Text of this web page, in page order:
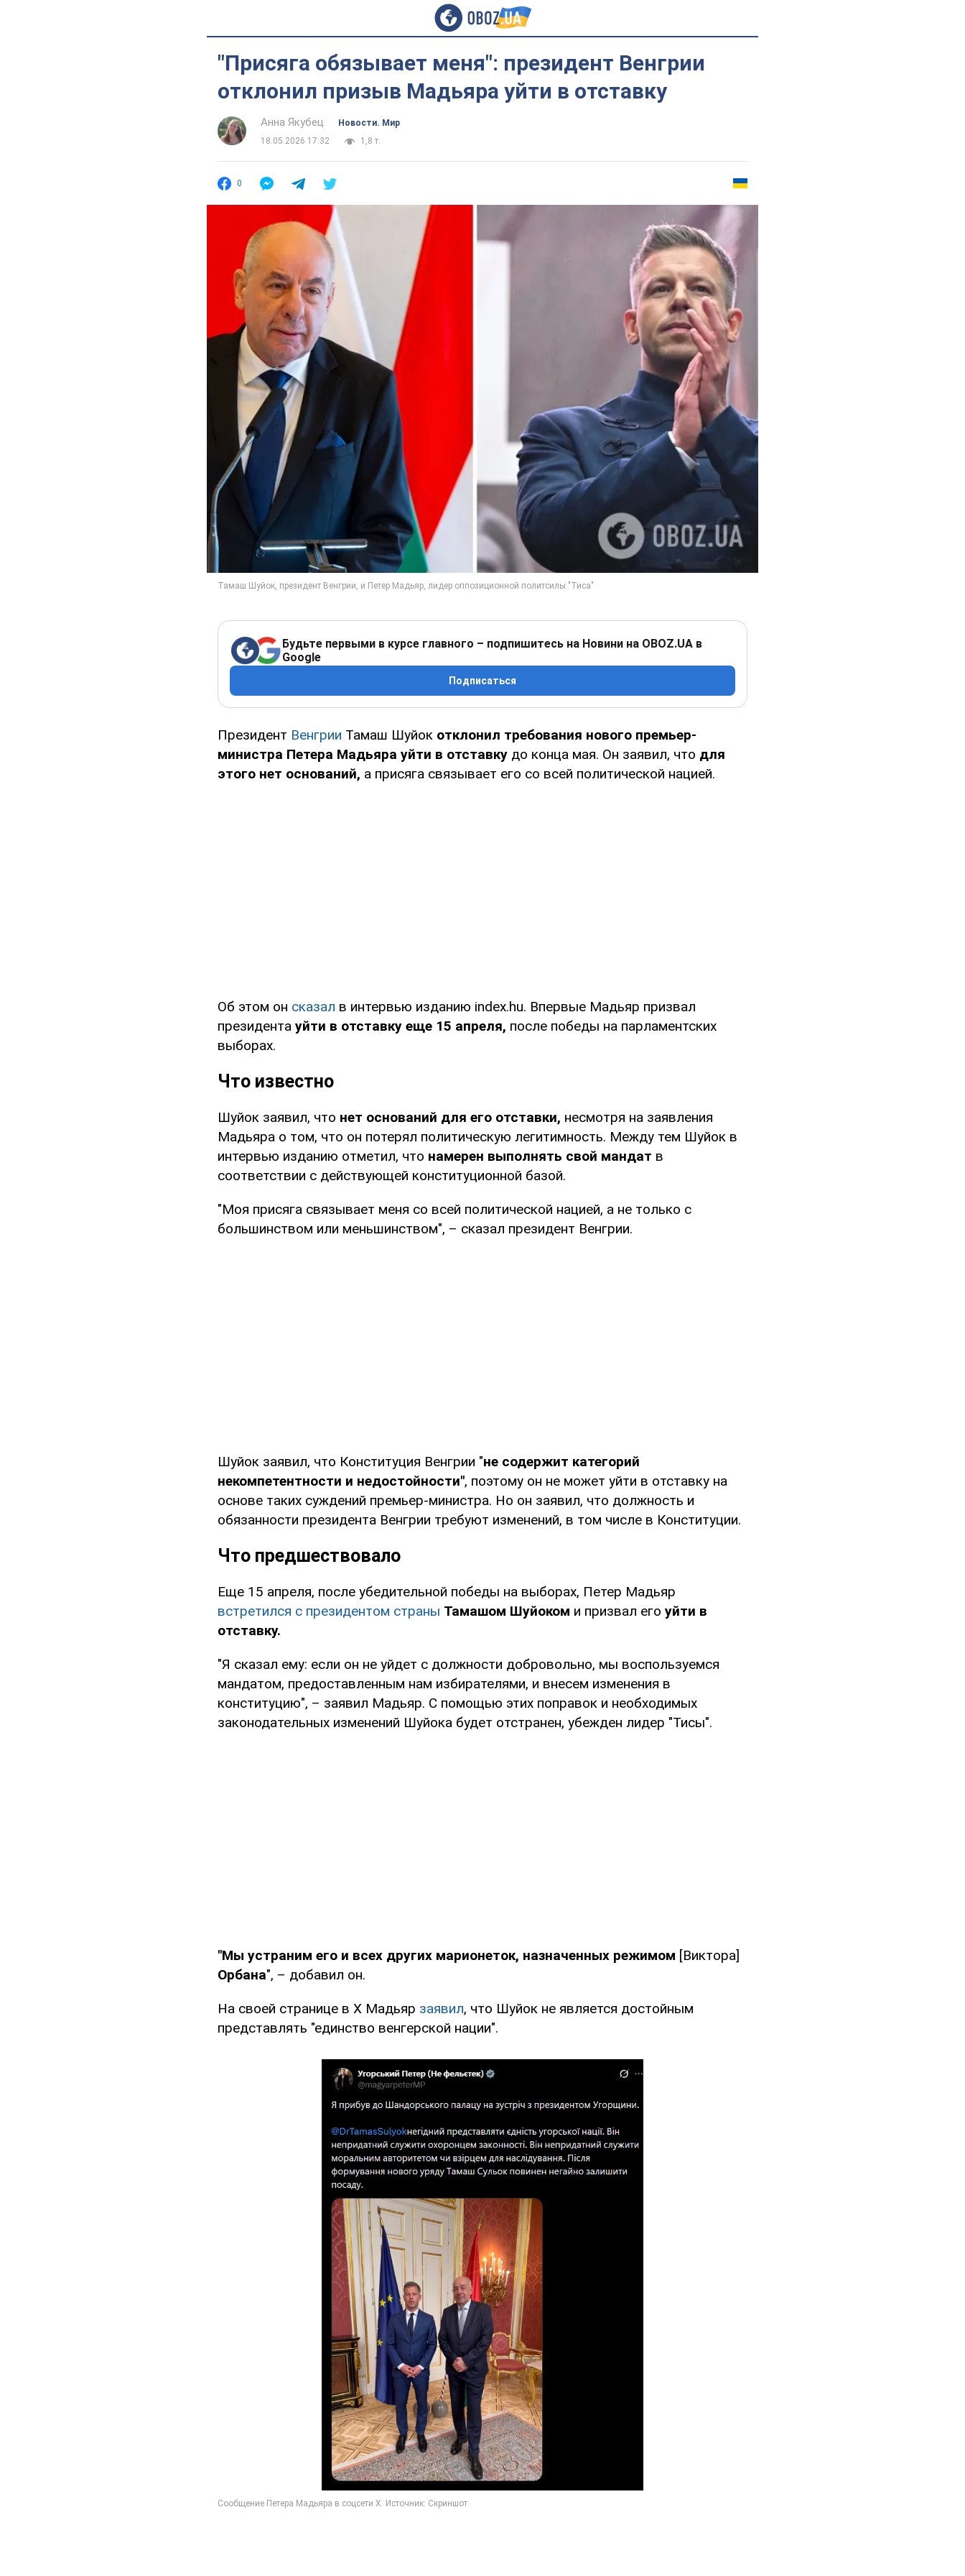
"Присяга обязывает меня": президент Венгрии
отклонил призыв Мадьяра уйти в отставку
Анна Якубец
Новости. Мир
18.05.2026 17:32
1,8 т.
0
Будьте первыми в курсе главного – подпишитесь на Новини на OBOZ.UA в
Google
Подписаться
Президент Венгрии Тамаш Шуйок отклонил требования нового премьер-
министра Петера Мадьяра уйти в отставку до конца мая. Он заявил, что для
этого нет оснований, а присяга связывает его со всей политической нацией.
Об этом он сказал в интервью изданию index.hu. Впервые Мадьяр призвал
президента уйти в отставку еще 15 апреля, после победы на парламентских
выборах.
Что известно
Шуйок заявил, что нет оснований для его отставки, несмотря на заявления
Мадьяра о том, что он потерял политическую легитимность. Между тем Шуйок в
интервью изданию отметил, что намерен выполнять свой мандат в
соответствии с действующей конституционной базой.
"Моя присяга связывает меня со всей политической нацией, а не только с
большинством или меньшинством", – сказал президент Венгрии.
Шуйок заявил, что Конституция Венгрии "не содержит категорий
некомпетентности и недостойности", поэтому он не может уйти в отставку на
основе таких суждений премьер-министра. Но он заявил, что должность и
обязанности президента Венгрии требуют изменений, в том числе в Конституции.
Что предшествовало
Еще 15 апреля, после убедительной победы на выборах, Петер Мадьяр
встретился с президентом страны Тамашом Шуйоком и призвал его уйти в
отставку.
"Я сказал ему: если он не уйдет с должности добровольно, мы воспользуемся
мандатом, предоставленным нам избирателями, и внесем изменения в
конституцию", – заявил Мадьяр. С помощью этих поправок и необходимых
законодательных изменений Шуйока будет отстранен, убежден лидер "Тисы".
"Мы устраним его и всех других марионеток, назначенных режимом [Виктора]
Орбана", – добавил он.
На своей странице в X Мадьяр заявил, что Шуйок не является достойным
представлять "единство венгерской нации".